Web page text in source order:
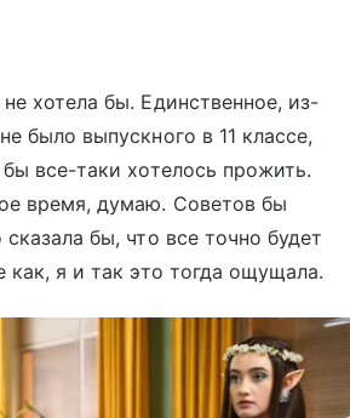
хотела бы. Единственное, из-
было выпускного в 11 классе,
бы все-таки хотелось прожить.
время, думаю. Советов бы
бы, что все точно будет
как, я и так это тогда ощущала.